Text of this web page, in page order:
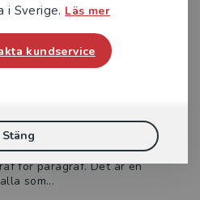
i Sverige. Läs mer
kundservice
Stäng
kr
- med kommentar är
och metodisk genomgång av
för paragraf. Det är en
som...